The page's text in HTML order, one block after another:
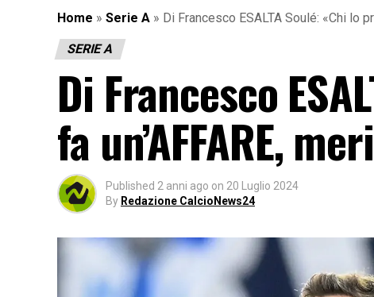
Home » Serie A » Di Francesco ESALTA Soulé: «Chi lo
SERIE A
Di Francesco
fa un’AFFARE,
Published 2 anni ago on 20 Luglio 2024
By Redazione CalcioNews24